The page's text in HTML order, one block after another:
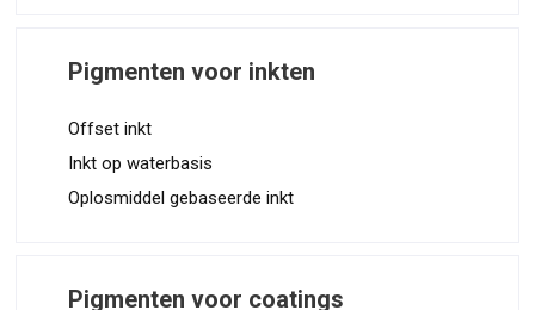
Pigmenten voor inkten
Offset inkt
Inkt op waterbasis
Oplosmiddel gebaseerde inkt
Pigmenten voor coatings